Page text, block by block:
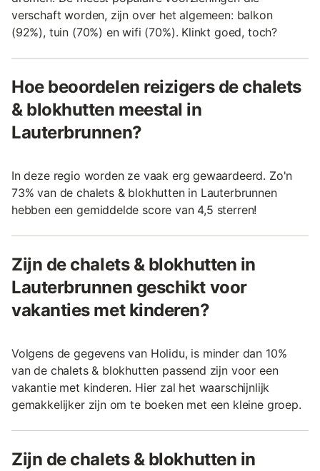
verschaft worden, zijn over het algemeen: balkon
(92%), tuin (70%) en wifi (70%). Klinkt goed, toch?
Hoe beoordelen reizigers de chalets
& blokhutten meestal in
Lauterbrunnen?
In deze regio worden ze vaak erg gewaardeerd. Zo'n
73% van de chalets & blokhutten in Lauterbrunnen
hebben een gemiddelde score van 4,5 sterren!
Zijn de chalets & blokhutten in
Lauterbrunnen geschikt voor
vakanties met kinderen?
Volgens de gegevens van Holidu, is minder dan 10%
van de chalets & blokhutten passend zijn voor een
vakantie met kinderen. Hier zal het waarschijnlijk
gemakkelijker zijn om te boeken met een kleine groep.
Zijn de chalets & blokhutten in